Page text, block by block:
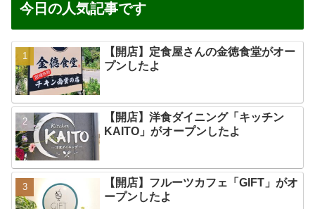
今日の人気記事です
【開店】定食屋さんの金徳食堂がオー
プンしたよ
【開店】洋食ダイニング「キッチン
KAITO」がオープンしたよ
【開店】フルーツカフェ「GIFT」がオ
ープンしたよ